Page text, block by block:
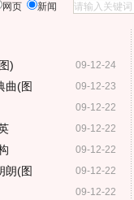
网页 新闻
09-12-24
)
09-12-23
曲(图
09-12-22
09-12-22
09-12-22
09-12-22
朗(图
09-12-22